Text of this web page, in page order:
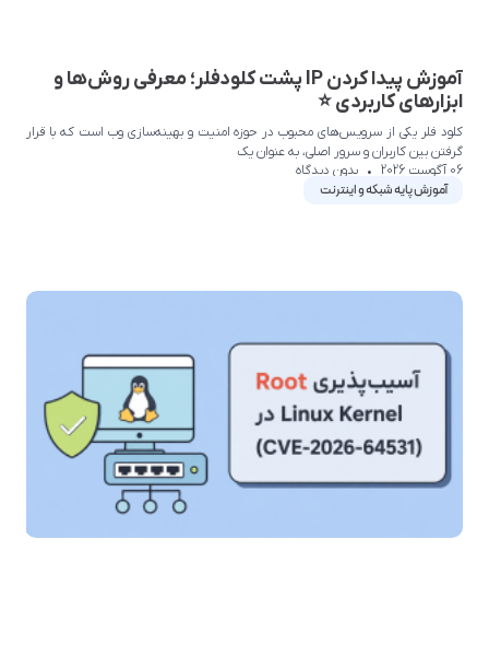
آموزش پایه شبکه و اینترنت
آموزش پیدا کردن IP پشت کلودفلر؛ معرفی روش‌ها و
ابزارهای کاربردی ⭐
کلود فلر یکی از سرویس‌های محبوب در حوزه امنیت و بهینه‌سازی وب است که با قرار
گرفتن بین کاربران و سرور اصلی، به عنوان یک
06 آگوست 2026
بدون دیدگاه